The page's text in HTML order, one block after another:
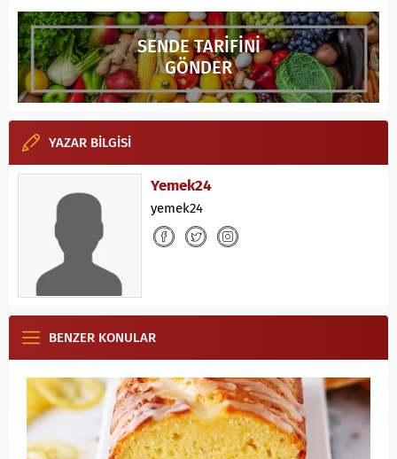
SENDE TARİFİNİ
GÖNDER
YAZAR BİLGİSİ
Yemek24
yemek24
BENZER KONULAR